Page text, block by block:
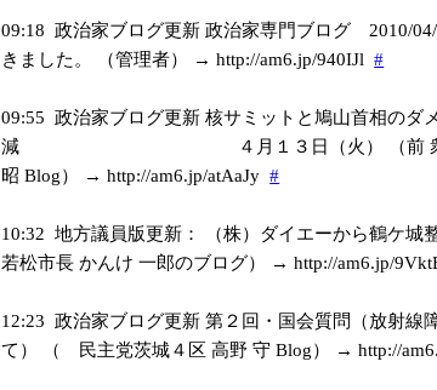
09:18 政治家ブログ更新 政治家専門ブログ 2010/
きました。 （管理者） → http://am6.jp/940IJl #
09:55 政治家ブログ更新 核サミットと鳩山首相のダ
減 ４月１３日（火） （前 衆議院
昭 Blog） → http://am6.jp/atAaJy #
10:32 地方議員版更新： （株）ダイエーから鶴ケ城
若松市長 かんけ 一郎のブログ） → http://am6.jp/9
12:23 政治家ブログ更新 第２回・国会質問（放射線
て） （ 民主党茨城４区 高野 守 Blog） → http://